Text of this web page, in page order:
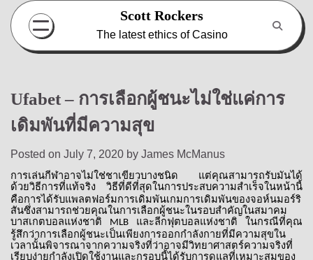
Skip
content
Scott Rockers
The latest ethics of Casino
Ufabet – การเลือกผู้ชนะไม่ใช่แค่การ
เดิมพันที่มีความสุข
Posted on July 7, 2020 by James McManus
การเล่นกีฬาอาจไม่ใช่ชาเขียวบางชนิด
แต่คุณสามารถรับมันได้
ด้วยวิธีการที่แท้จริง
วิธีที่ดีที่สุดในการประสบความสำเร็จในหน้านี้
คือการได้รับแพลตฟอร์มการเดิมพันเกมการเดิมพันของจอห์นมอร์ริ
สันซึ่งสามารถช่วยคุณในการเลือกผู้ชนะในรอบสำคัญในสมาคม
บาสเกตบอลแห่งชาติ MLB และลีกฟุตบอลแห่งชาติ
ในกรณีที่คุณ
รู้สึกว่าการเลือกผู้ชนะเป็นเพียงการออกกำลังกายที่มีความสุขใน
เวลานั้นพิจารณาจากความจริงที่ว่าอาจมีวิทยาศาสตร์ความจริงที่
เรียบง่ายกำลังเปิดใช้งานและกรอบนี้ได้รับการดูแลที่เหมาะสมของ